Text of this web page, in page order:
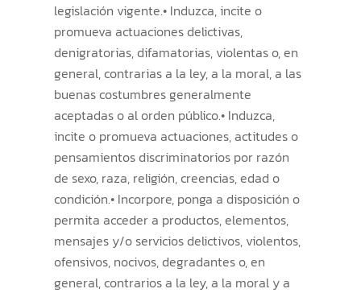
legislación vigente.• Induzca, incite o
promueva actuaciones delictivas,
denigratorias, difamatorias, violentas o, en
general, contrarias a la ley, a la moral, a las
buenas costumbres generalmente
aceptadas o al orden público.• Induzca,
incite o promueva actuaciones, actitudes o
pensamientos discriminatorios por razón
de sexo, raza, religión, creencias, edad o
condición.• Incorpore, ponga a disposición o
permita acceder a productos, elementos,
mensajes y/o servicios delictivos, violentos,
ofensivos, nocivos, degradantes o, en
general, contrarios a la ley, a la moral y a